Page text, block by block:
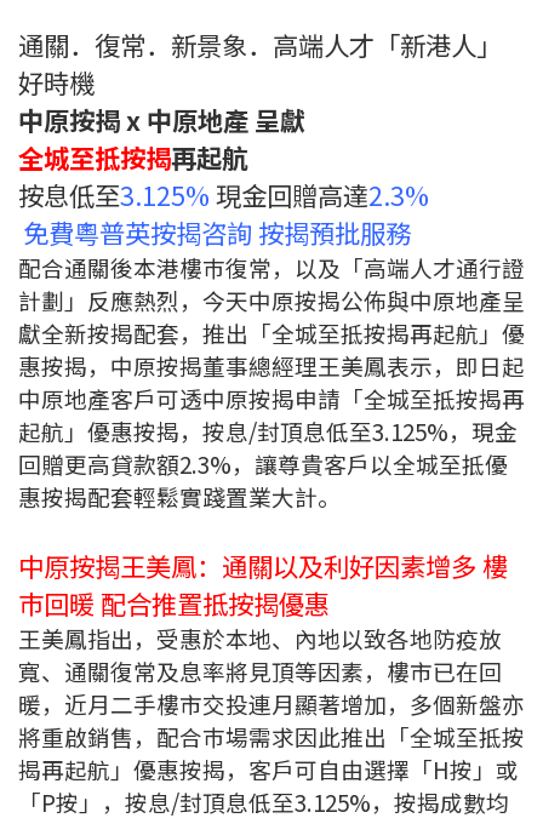
下載中心
按揭全面睇
新聞/研究
公司動態
按市新聞
統計數據庫
按揭快趣智識
按揭智庫
樓按專欄
按揭百科
實時銀行資訊
裝修·保險優惠
免費裝修轉介服務
通關．復常．新景象．高端人才「新港人」
好時機
中原按揭 x 中原地產 呈獻
全城至抵按揭再起航
按息低至3.125%現金回贈高達2.3%
免費粵普英按揭咨詢 按揭預批服務
配合通關後本港樓巿復常，以及「高端人才通行證
計劃」反應熱烈，今天中原按揭公佈與中原地產呈
獻全新按揭配套，推出「全城至抵按揭再起航」優
惠按揭，中原按揭董事總經理王美鳳表示，即日起
中原地產客戶可透中原按揭申請「全城至抵按揭再
起航」優惠按揭，按息/封頂息低至3.125%，現金
回贈更高貸款額2.3%，讓尊貴客戶以全城至抵優
惠按揭配套輕鬆實踐置業大計。
中原按揭王美鳳：通關以及利好因素增多 樓
巿回暖 配合推置抵按揭優惠
王美鳳指出，受惠於本地、內地以致各地防疫放
寬、通關復常及息率將見頂等因素，樓市已在回
暖，近月二手樓市交投連月顯著增加，多個新盤亦
將重啟銷售，配合巿場需求因此推出「全城至抵按
揭再起航」優惠按揭，客戶可自由選擇「H按」或
「P按」，按息/封頂息低至3.125%，按揭成數均